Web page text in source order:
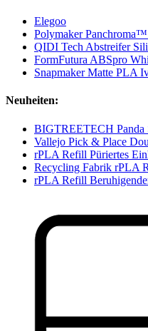
Elegoo
Polymaker
QIDI Tech Abstreifer
FormFutura ABSpro
Snapmaker Matte PLA
Neuheiten:
BIGTREETECH Panda
Vallejo Pick & Place
rPLA Refill Püriertes
Recycling Fabrik rPLA
rPLA Refill